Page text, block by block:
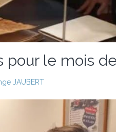
pour le mois
JAUBERT